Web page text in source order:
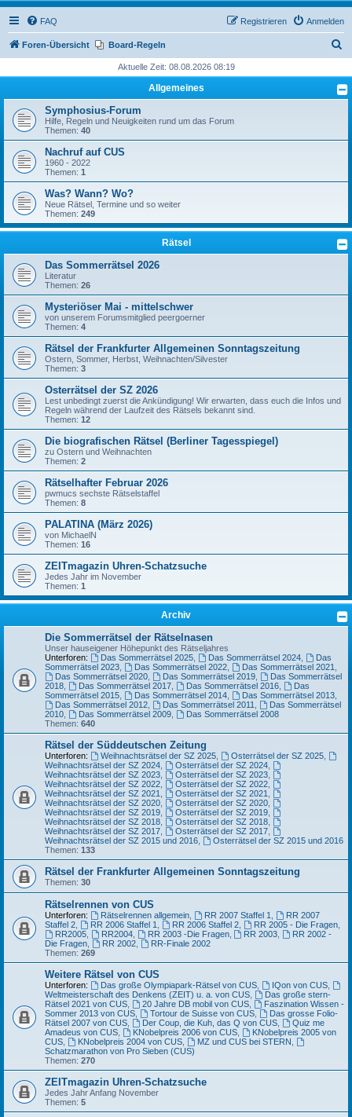
FAQ Anmelden
Registrieren
Foren-Übersicht Board-Regeln
h
Aktuelle Zeit: 08.08.2026 08:19
Allgemeines
Symphosius-Forum
Hilfe, Regeln und Neuigkeiten rund um das Forum
Themen: 40
Nachruf auf CUS
1960 - 2022
Themen: 1
Was? Wann? Wo?
Neue Rätsel, Termine und so weiter
Themen: 249
Rätsel
Das Sommerrätsel 2026
Literatur
Themen: 26
Mysteriöser Mai - mittelschwer
von unserem Forumsmitglied peergoerner
Themen: 4
Rätsel der Frankfurter Allgemeinen Sonntagszeitung
Ostern, Sommer, Herbst, Weihnachten/Silvester
Themen: 3
Osterrätsel der SZ 2026
Lest unbedingt zuerst die Ankündigung! Wir erwarten, dass euch die Infos und
Regeln während der Laufzeit des Rätsels bekannt sind.
Themen: 12
Die biografischen Rätsel (Berliner Tagesspiegel)
zu Ostern und Weihnachten
Themen: 2
Rätselhafter Februar 2026
pwmucs sechste Rätselstaffel
Themen: 8
PALATINA (März 2026)
von MichaelN
Themen: 16
ZEITmagazin Uhren-Schatzsuche
Jedes Jahr im November
Themen: 1
Archiv
Die Sommerrätsel der Rätselnasen
Unser hauseigener Höhepunkt des Rätseljahres
Unterforen:
Das Sommerrätsel 2025, Das Sommerrätsel 2024,
Das
Sommerrätsel 2023
Das Sommerrätsel 2022, Das Sommerrätsel 2021
Das Sommerrätsel 2020, Das Sommerrätsel 2019,
Das Sommerrätsel
2018
Das Sommerrätsel 2017, Das Sommerrätsel 2016,
Das
Sommerrätsel 2015
Das Sommerrätsel 2014, Das Sommerrätsel 2013,
Das Sommerrätsel 2012, Das Sommerrätsel 2011
Das Sommerrätsel
2010
Das Sommerrätsel 2009,
Das Sommerrätsel 2008
Themen: 640
Rätsel der Süddeutschen Zeitung
Unterforen: Weihnachtsrätsel der SZ 2025, Osterrätsel der SZ 2025,
Weihnachtsrätsel der SZ 2024
Osterrätsel der SZ 2024,
Weihnachtsrätsel der SZ 2023
Osterrätsel der SZ 2023,
Weihnachtsrätsel der SZ 2022
Osterrätsel der SZ 2022,
Weihnachtsrätsel der SZ 2021
Osterrätsel der SZ 2021
Weihnachtsrätsel der SZ 2020
Osterrätsel der SZ 2020,
Weihnachtsrätsel der SZ 2019
Osterrätsel der SZ 2019,
Weihnachtsrätsel der SZ 2018
Osterrätsel der SZ 2018,
Weihnachtsrätsel der SZ 2017
Osterrätsel der SZ 2017,
Weihnachtsrätsel der SZ 2015 und 2016
Osterrätsel der SZ 2015 und 2016
Themen: 133
Rätsel der Frankfurter Allgemeinen Sonntagszeitung
Themen: 30
Rätselrennen von CUS
Unterforen: Rätselrennen allgemein, RR 2007 Staffel 1
RR 2007
Staffel 2
RR 2006 Staffel 1 RR 2006 Staffel 2, RR 2005 - Die Fragen,
RR2005, RR2004, RR 2003 -Die Fragen, RR 2003
RR 2002 -
Die Fragen
RR 2002,
RR-Finale 2002
Themen: 269
Weitere Rätsel von CUS
Unterforen: Das große Olympiapark-Rätsel von CUS, IQon von CUS,
Weltmeisterschaft des Denkens (ZEIT) u. a. von CUS
Das große stern-
Rätsel 2021 von CUS
20 Jahre DB mobil von CUS,
Faszination Wissen -
Sommer 2013 von CUS
Tortour de Suisse von CUS,
Das grosse Folio-
Rätsel 2007 von CUS
Der Coup, die Kuh, das Q von CUS,
Quiz me
Amadeus von CUS
KNobelpreis 2006 von CUS,
KNobelpreis 2005 von
CUS
KNobelpreis 2004 von CUS, MZ und CUS bei STERN
Schatzmarathon von Pro Sieben (CUS)
Themen: 270
ZEITmagazin Uhren-Schatzsuche
Jedes Jahr Anfang November
Themen: 5